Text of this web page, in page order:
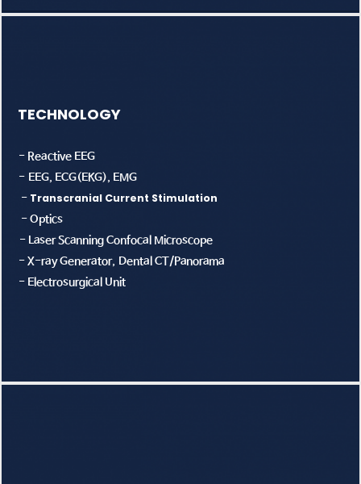
TECHNOLOGY
- Reactive EEG
- EEG, ECG(EKG), EMG
- Transcranial Current Stimulation
- Optics
- Laser Scanning Confocal Microscope
- X-ray Generator, Dental CT/Panorama
- Electrosurgical Unit